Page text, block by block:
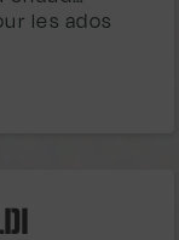
les ados